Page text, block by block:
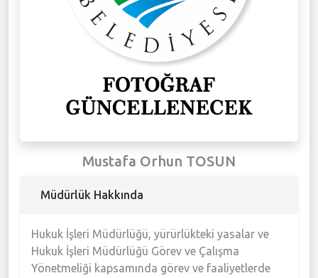
Meclis Gündemi
Faliyet Raporları
Mustafa Orhun TOSUN
Müdürlük Hakkında
Hukuk İşleri Müdürlüğü, yürürlükteki yasalar ve
Hukuk İşleri Müdürlüğü Görev ve Çalışma
Yönetmeliği kapsamında görev ve faaliyetlerde